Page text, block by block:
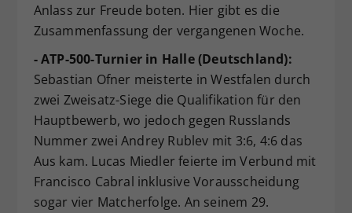
Anlass zur Freude boten. Hier gibt es die
Zusammenfassung der vergangenen Woche.
- ATP-500-Turnier in Halle (Deutschland):
Sebastian Ofner meisterte in Westfalen durch
zwei Zweisatz-Siege die Qualifikation für den
Hauptbewerb, wo jedoch gegen Russlands
Nummer zwei Andrey Rublev mit 3:6, 4:6 das
Aus kam. Lucas Miedler feierte im Verbund mit
Francisco Cabral inklusive Vorausscheidung
sogar vier Matcherfolge. An seinem 29.